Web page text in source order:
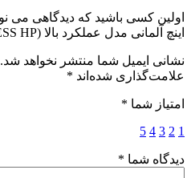
اینچ آلمانی مدل عملکرد بالا (LANXESS HP)”
نشانی ایمیل شما منتشر نخواهد شد.
علامت‌گذاری شده‌اند *
امتیاز شما *
1
2
3
4
5
دیدگاه شما *